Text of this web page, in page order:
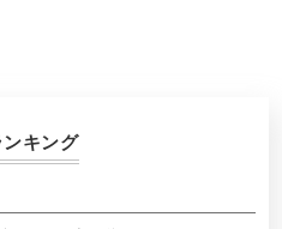
ンキング